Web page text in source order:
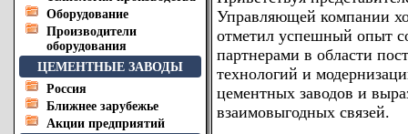
Оборудование
Производители
оборудования
ЦЕМЕНТНЫЕ ЗАВОДЫ
Россия
Ближнее зарубежье
Акции предприятий
Управляющей компании
отметил успешный опыт
партнерами в области
технологий и
цементных заводов и
взаимовыгодных связей.